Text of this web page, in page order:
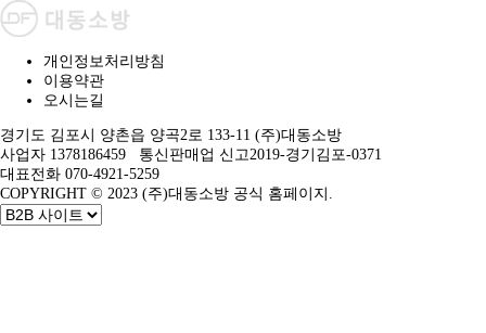
개인정보처리방침
이용약관
오시는길
경기도 김포시 양촌읍 양곡2로 133-11 (주)대동소방
사업자 1378186459 통신판매업 신고2019-경기김포-0371
대표전화 070-4921-5259
COPYRIGHT © 2023 (주)대동소방 공식 홈페이지.